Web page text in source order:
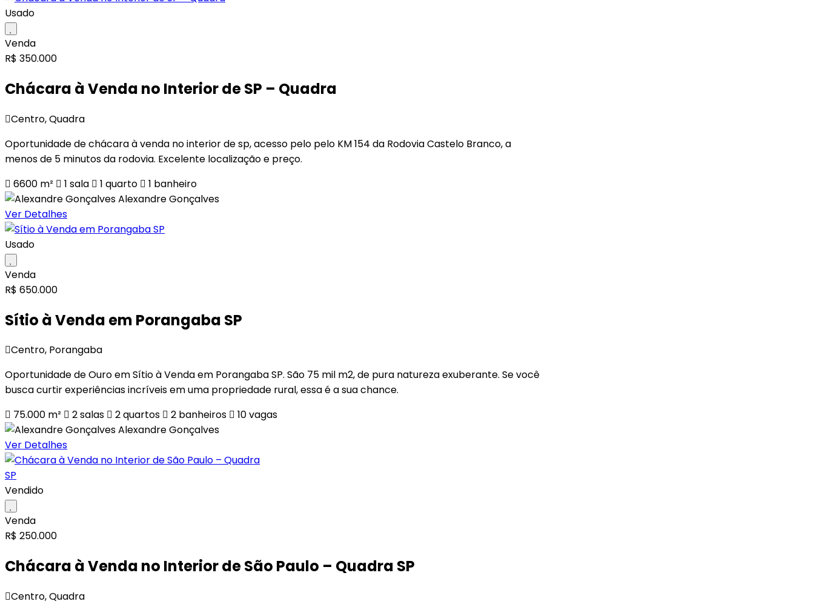
Usado
Venda
R$ 350.000
Chácara à Venda no Interior de SP – Quadra
Centro, Quadra
Oportunidade de chácara à venda no interior de sp, acesso pelo pelo KM 154 da Rodovia Castelo Branco, a
menos de 5 minutos da rodovia. Excelente localização e preço.
6600 m²
1 sala 1 quarto 1 banheiro
Alexandre Gonçalves
Ver Detalhes
Usado
Venda
R$ 650.000
Sítio à Venda em Porangaba SP
Centro, Porangaba
Oportunidade de Ouro em Sítio à Venda em Porangaba SP. São 75 mil m2, de pura natureza exuberante. Se você
busca curtir experiências incríveis em uma propriedade rural, essa é a sua chance.
75.000 m²
2salas 2quartos 2 banheiros 10vagas
Alexandre Gonçalves
Ver Detalhes
Vendido
Venda
R$ 250.000
Chácara à Venda no Interior de São Paulo – Quadra SP
Centro, Quadra